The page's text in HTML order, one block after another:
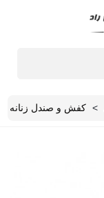
> کفش و صندل زنانه